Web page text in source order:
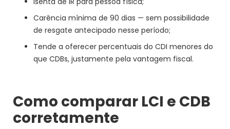
Carência mínima de 90 dias — sem possibilidade
de resgate antecipado nesse período;
Tende a oferecer percentuais do CDI menores do
que CDBs, justamente pela vantagem fiscal.
Como comparar LCI e CDB
corretamente